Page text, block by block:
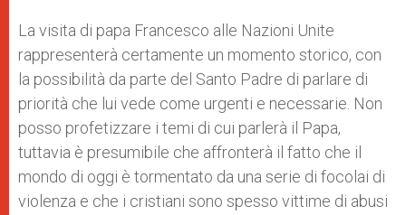
La visita di papa Francesco alle Nazioni Unite
rappresenterà certamente un momento storico, con
la possibilità da parte del Santo Padre di parlare di
priorità che lui vede come urgenti e necessarie. Non
posso profetizzare i temi di cui parlerà il Papa,
tuttavia è presumibile che affronterà il fatto che il
mondo di oggi è tormentato da una serie di focolai di
violenza e che i cristiani sono spesso vittime di abusi